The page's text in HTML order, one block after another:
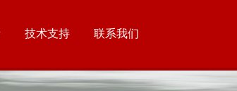
技术支持 联系我们